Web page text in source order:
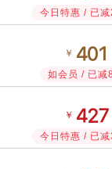
今日特惠 / 已
￥ 
如会员 / 已减
￥ 
今日特惠 / 已